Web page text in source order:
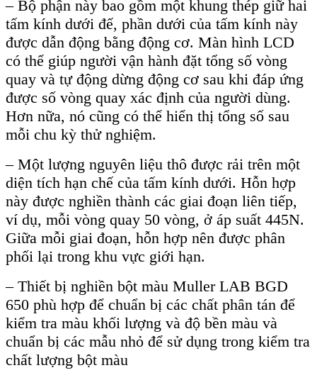
– Bộ phận này bao gồm một khung thép giữ hai
tấm kính dưới đế, phần dưới của tấm kính này
được dẫn động bằng động cơ. Màn hình LCD
có thể giúp người vận hành đặt tổng số vòng
quay và tự động dừng động cơ sau khi đáp ứng
được số vòng quay xác định của người dùng.
Hơn nữa, nó cũng có thể hiển thị tổng số sau
mỗi chu kỳ thử nghiệm.
– Một lượng nguyên liệu thô được rải trên một
diện tích hạn chế của tấm kính dưới. Hỗn hợp
này được nghiền thành các giai đoạn liên tiếp,
ví dụ, mỗi vòng quay 50 vòng, ở áp suất 445N.
Giữa mỗi giai đoạn, hỗn hợp nên được phân
phối lại trong khu vực giới hạn.
– Thiết bị nghiền bột màu Muller LAB BGD
650 phù hợp để chuẩn bị các chất phân tán để
kiểm tra màu khối lượng và độ bền màu và
chuẩn bị các mẫu nhỏ để sử dụng trong kiểm tra
chất lượng bột màu